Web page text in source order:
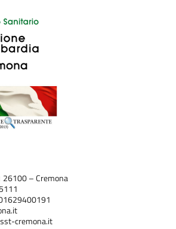
26100 – Cremona
cremona.it